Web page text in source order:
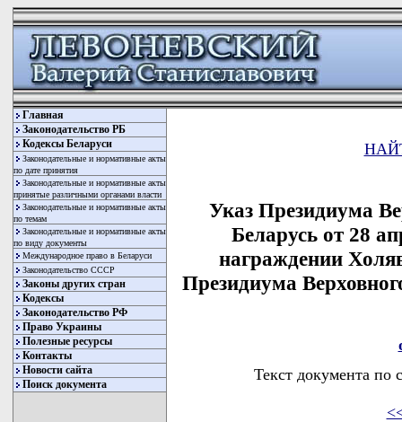
Главная
Законодательство РБ
Кодексы Беларуси
Законодательные и нормативные акты
по дате принятия
Законодательные и нормативные акты
принятые различными органами власти
Законодательные и нормативные акты
по темам
Законодательные и нормативные акты
по виду документы
Международное право в Беларуси
Законодательство СССР
Законы других стран
Кодексы
Законодательство РФ
Право Украины
Полезные ресурсы
Контакты
Новости сайта
Поиск документа
Указ Президиума
Беларусь от 28
награждении
Президиума
Текст документа по